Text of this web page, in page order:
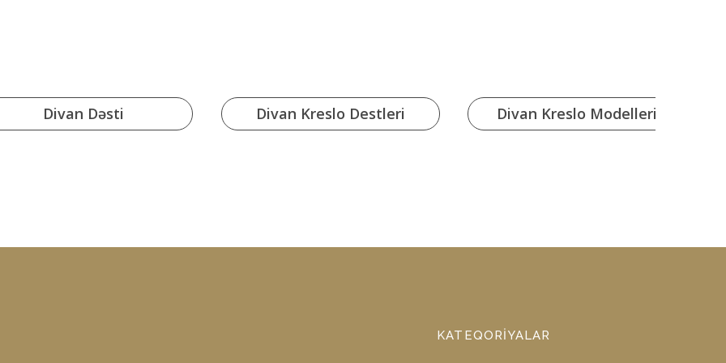
Divan Dəsti Divan Kreslo Destleri Divan Kreslo Modelleri
KATEQORIYALAR